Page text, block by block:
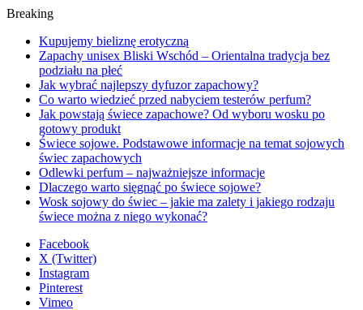
Breaking
Kupujemy bieliznę erotyczną
Zapachy unisex Bliski Wschód – Orientalna tradycja bez
podziału na płeć
Jak wybrać najlepszy dyfuzor zapachowy?
Co warto wiedzieć przed nabyciem testerów perfum?
Jak powstają świece zapachowe? Od wyboru wosku po
gotowy produkt
Świece sojowe. Podstawowe informacje na temat sojowych
świec zapachowych
Odlewki perfum – najważniejsze informacje
Dlaczego warto sięgnąć po świece sojowe?
Wosk sojowy do świec – jakie ma zalety i jakiego rodzaju
świece można z niego wykonać?
Facebook
X (Twitter)
Instagram
Pinterest
Vimeo